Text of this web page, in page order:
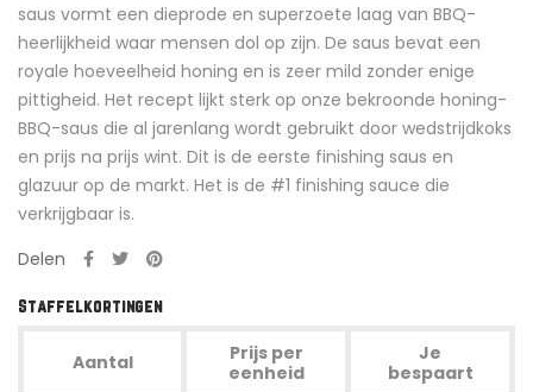
saus vormt een dieprode en superzoete laag van BBQ-
heerlijkheid waar mensen dol op zijn. De saus bevat een
royale hoeveelheid honing en is zeer mild zonder enige
pittigheid. Het recept lijkt sterk op onze bekroonde honing-
BBQ-saus die al jarenlang wordt gebruikt door wedstrijdkoks
en prijs na prijs wint. Dit is de eerste finishing saus en
glazuur op de markt. Het is de #1 finishing sauce die
verkrijgbaar is.
Delen
Staffelkortingen
Aantal
Prijs per
eenheid
Je
bespaart